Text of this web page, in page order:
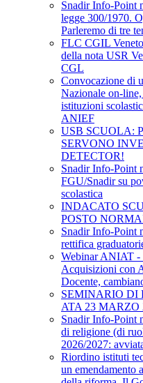
Snadir Info-Point
legge 300/1970.
Parleremo di tre
FLC CGIL
della nota USR
CGL
Convocazione di
Nazionale on-
istituzioni
ANIEF
USB SCUOLA:
SERVONO
DETECTOR!
Snadir Info-Point
FGU/Snadir su
scolastica
INDACATO
POSTO
Snadir Info-Point
rettifica
Webinar ANIAT -
Acquisizioni con
Docente,
SEMINARIO DI
ATA 23 MARZO
Snadir Info-Point
di religione (di
2026/2027:
Riordino istituti
un emendamento